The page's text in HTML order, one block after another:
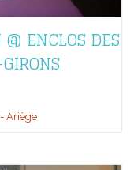
ENCLOS DES
Ariège